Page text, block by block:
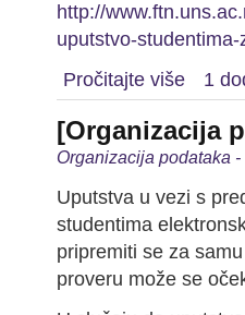
http://
uputstvo-
Pročitajte više
1
[Organizacija
Organizacija podataka
Uputstva u vezi s
studentima
pripremiti se za
proveru može se